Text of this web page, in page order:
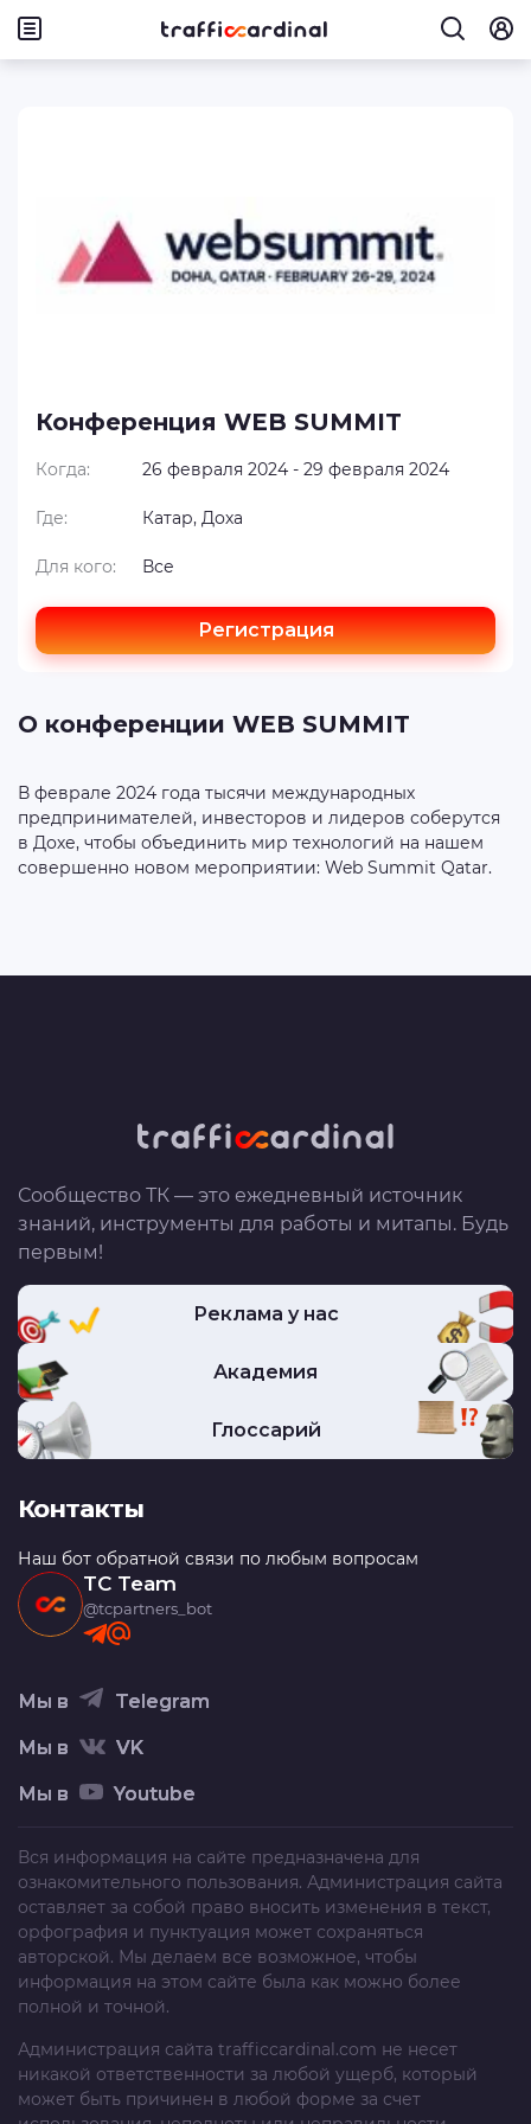
Конференция WEB SUMMIT
Когда: 26 февраля 2024 - 29 февраля 2024
Где: Катар, Доха
Для кого: Все
Регистрация
О конференции WEB SUMMIT
В феврале 2024 года тысячи международных
предпринимателей, инвесторов и лидеров соберутся
в Дохе, чтобы объединить мир технологий на нашем
Сообщество ТК — это ежедневный источник
знаний, инструменты для работы и митапы. Будь
первым!
Реклама у нас
Академия
Глоссарий
Контакты
Наш бот обратной связи по любым вопросам
TC Team
@tcpartners_bot
Мы в Telegram
Мы в VK
Мы в Youtube
Вся информация на сайте предназначена для
ознакомительного пользования. Администрация сайта
оставляет за собой право вносить изменения в текст,
орфография и пунктуация может сохраняться
авторской. Мы делаем все возможное, чтобы
информация на этом сайте была как можно более
полной и точной.
Администрация сайта trafficcardinal.com не несет
никакой ответственности за любой ущерб, который
может быть причинен в любой форме за счет